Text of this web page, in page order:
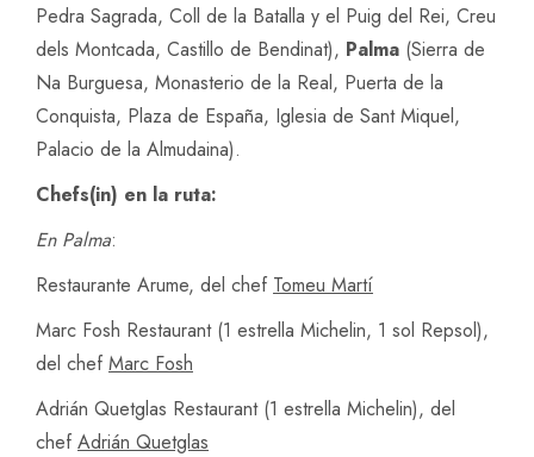
Pedra Sagrada, Coll de la Batalla y el Puig del Rei, Creu
dels Montcada, Castillo de Bendinat), Palma (Sierra de
Na Burguesa, Monasterio de la Real, Puerta de la
Conquista, Plaza de España, Iglesia de Sant Miquel,
Palacio de la Almudaina).
Chefs(in) en la ruta:
En Palma:
Restaurante Arume, del chef Tomeu Martí
Marc Fosh Restaurant (1 estrella Michelin, 1 sol Repsol),
del chef Marc Fosh
Adrián Quetglas Restaurant (1 estrella Michelin), del
chef Adrián Quetglas